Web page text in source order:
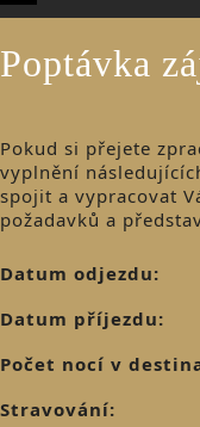
Poptávka
Pokud si přejete
vyplnění
spojit a vypracovat
požadavků a
Datum odjezdu:
Datum příjezdu:
Počet nocí v
Stravování: